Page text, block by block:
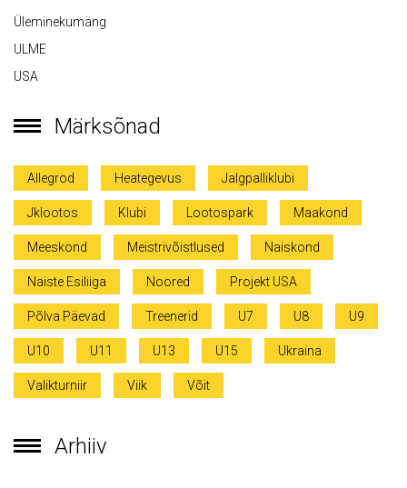
Üleminekumäng
ULME
USA
Märksõnad
Allegrod Heategevus Jalgpalliklubi
Jklootos Klubi Lootospark Maakond
Meeskond Meistrivõistlused Naiskond
Naiste Esiliiga Noored Projekt USA
Põlva Päevad Treenerid U7 U8 U9
U10 U11 U13 U15 Ukraina
Valikturniir Viik Võit
Arhiiv